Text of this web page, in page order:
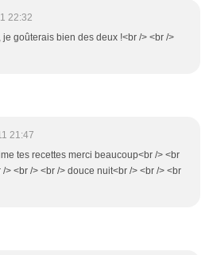
22:32
je goûterais bien des deux !<br /> <br />
21:47
tes recettes merci beaucoup<br /> <br
> <br /> <br /> douce nuit<br /> <br /> <br